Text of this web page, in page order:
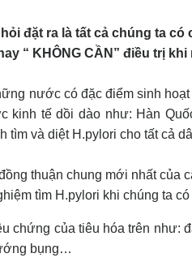
đặt ra là tất cả chúng ta
“ KHÔNG CẦN” điều trị
nước có đặc điểm sinh
kinh tế dồi dào như: Hàn
tìm và diệt H.pylori cho tất cả
thuận chung mới nhất của
tìm H.pylori khi chúng ta
chứng của tiêu hóa trên như:
bụng…